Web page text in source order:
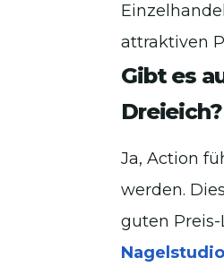
attraktiven
Gibt es
Dreieich?
Ja, Action
werden.
guten